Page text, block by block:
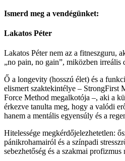
Ismerd meg a vendégünket:
Lakatos Péter
Lakatos Péter nem az a fitneszguru,
„no pain, no gain”, miközben irreális
Ő a longevity (hosszú élet) és a
elismert szaktekintélye – StrongFirst
Force Method megalkotója –, aki a
érkezve tanulta meg, hogy a valódi
hanem a mentális egyensúly és a
Hitelessége megkérdőjelezhetetlen:
pánikrohamairól és a színpadi
sebezhetőség és a szakmai